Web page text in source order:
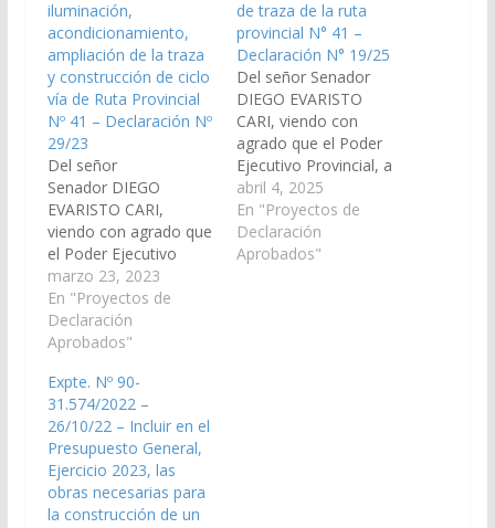
iluminación,
acondicionamiento,
ampliación de la traza
y construcción de ciclo
vía de Ruta Provincial
Nº 41 – Declaración Nº
29/23
Del señor
Senador DIEGO
EVARISTO CARI,
viendo con agrado que
el Poder Ejecutivo
Provincial, a través de
los organismos
competentes,
disponga las medidas y
para la obra de
iluminación,
acondicionado,
ampliación de la traza
y construcción de ciclo
vía de Ruta Provincial
N° 41, desde el pueblo
marzo 23, 2023
En "Proyectos de
Declaración
Aprobados"
de traza de la ruta
provincial N° 41 –
Declaración N° 19/25
Del señor Senador
DIEGO EVARISTO
CARI, viendo con
agrado que el Poder
Ejecutivo Provincial, a
través del Ministerio de
Infraestructura,
disponga las medidas y
recursos necesarios
abril 4, 2025
En "Proyectos de
Declaración
Aprobados"
Expte. Nº 90-
31.574/2022 –
26/10/22 – Incluir en el
Presupuesto General,
Ejercicio 2023, las
obras necesarias para
la construcción de un